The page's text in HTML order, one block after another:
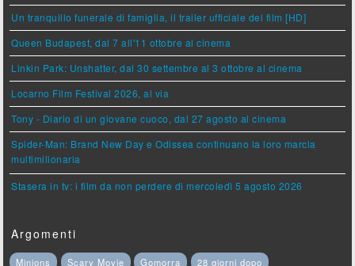
Un tranquillo funerale di famiglia, il trailer ufficiale del film [HD]
Queen Budapest, dal 7 all'11 ottobre al cinema
Linkin Park: Unshatter, dal 30 settembre al 3 ottobre al cinema
Locarno Film Festival 2026, al via
Tony - Diario di un giovane cuoco, dal 27 agosto al cinema
Spider-Man: Brand New Day e Odissea continuano la loro marcia
multimilionaria
Stasera in tv: i film da non perdere di mercoledì 5 agosto 2026
Argomenti
Minions Scary Movie Gomorra
28 giorni dopo